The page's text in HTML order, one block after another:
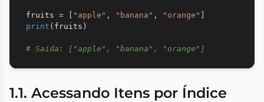
fruits = "apple" , "banana" , "orange"
print ( fruits )
# Saída: ["apple", "banana", "orange"]
1.1. Acessando Itens por Índice